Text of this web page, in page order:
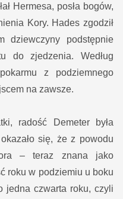
Hermesa, posła bogów,
Kory. Hades zgodził
dziewczyny podstępnie
do zjedzenia. Według
z podziemnego
na zawsze.
radość Demeter była
się, że z powodu
– teraz znana jako
roku w podziemiu u boku
jedna czwarta roku, czyli